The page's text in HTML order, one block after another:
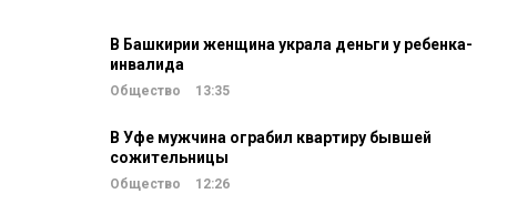
В Башкирии женщина украла деньги у ребенка-
инвалида
Общество 13:35
В Уфе мужчина ограбил квартиру бывшей
сожительницы
Общество 12:26